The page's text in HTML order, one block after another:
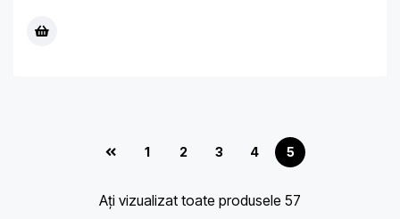
1 2 3 4 5
Ați vizualizat toate produsele 57